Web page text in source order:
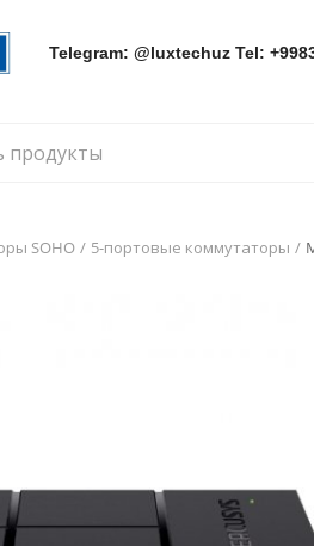
Telegram: @luxtechuz Tel:
SOHO 5-портовые коммутаторы